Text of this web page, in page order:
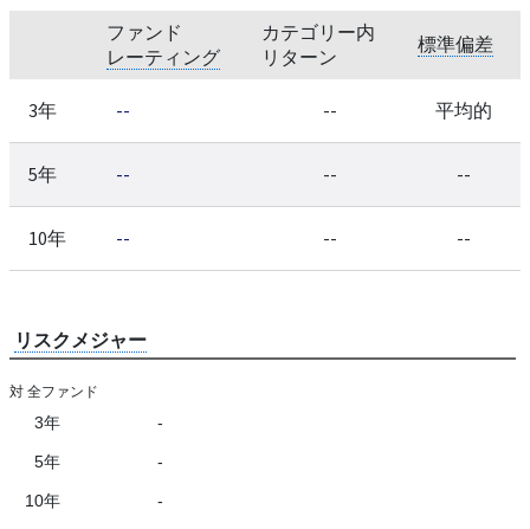
ファンド
レーティング
カテゴリー内
リターン
標準偏差
3年 -- -- 平均的
5年 -- -- --
10年 -- -- --
リスクメジャー
対 全ファンド
3年 -
5年 -
10年 -